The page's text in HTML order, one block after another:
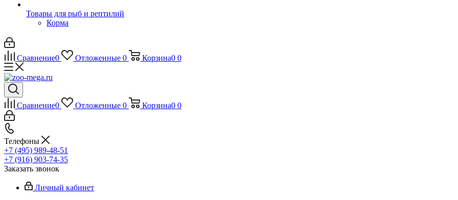
Товары для рыб и рептилий
Корма
Сравнение0 Отложенные 0 Корзина0 0
Сравнение0 Отложенные 0 Корзина0 0
Телефоны
+7 (495) 989-48-51
+7 (916) 903-74-35
Заказать звонок
Личный кабинет